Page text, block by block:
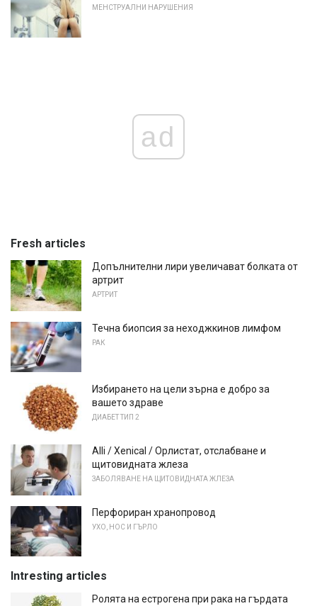
МЕНСТРУАЛНИ НАРУШЕНИЯ
ad
Fresh articles
Допълнителни лири увеличават болката от
артрит
АРТРИТ
Течна биопсия за неходжкинов лимфом
РАК
Избирането на цели зърна е добро за
вашето здраве
ДИАБЕТ ТИП 2
Alli / Xenical / Орлистат, отслабване и
щитовидната жлеза
ЗАБОЛЯВАНЕ НА ЩИТОВИДНАТА ЖЛЕЗА
Перфориран хранопровод
УХО, НОС И ГЪРЛО
Intresting articles
Ролята на естрогена при рака на гърдата